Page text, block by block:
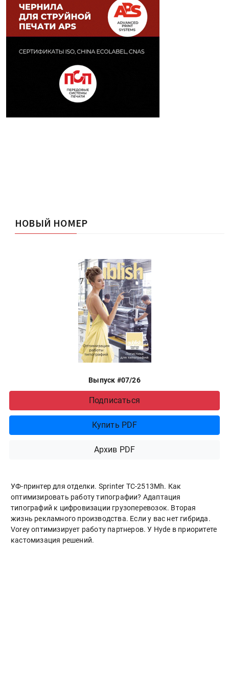
НОВЫЙ НОМЕР
Выпуск #07/26
Подписаться
Купить PDF
Архив PDF
УФ-принтер для отделки. Sprinter ТС-2513Mh. Как
оптимизировать работу типографии? Адаптация
типографий к цифровизации грузоперевозок. Вторая
жизнь рекламного производства. Если у вас нет гибрида.
Vorey оптимизирует работу партнеров. У Hyde в приоритете
кастомизация решений.